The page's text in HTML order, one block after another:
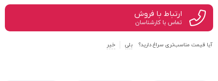
ارتباط با فروش
تماس با کارشناسان
آیا قیمت مناسب‌تری سراغ دارید؟ بلی خیر